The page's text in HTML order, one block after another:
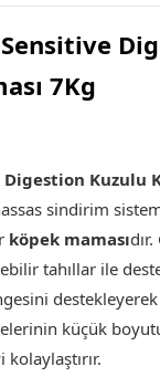
7Kg
Kuzulu
sindirim
köpek maması
tahıllar ile
destekleyerek
küçük